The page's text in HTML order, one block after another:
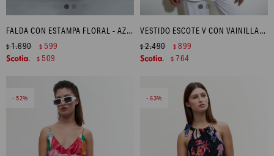
FALDA CON ESTAMPA FLORAL - AZUL FRANCIA
$1.690 $ 599
$ 509
VESTIDO ESCOTE V CON VAINILLAS - BLANCO
$2.490 $ 899
$ 764
52 63